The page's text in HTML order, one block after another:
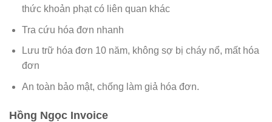
thức khoản phạt có liên quan khác
Tra cứu hóa đơn nhanh
Lưu trữ hóa đơn 10 năm, không sợ bị cháy nổ, mất hóa
đơn
An toàn bảo mật, chống làm giả hóa đơn.
Hồng Ngọc Invoice